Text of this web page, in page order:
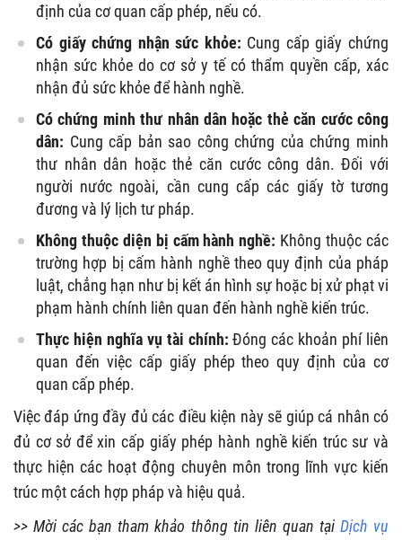
định của cơ quan cấp phép, nếu có.
Có giấy chứng nhận sức khỏe: Cung cấp giấy chứng
nhận sức khỏe do cơ sở y tế có thẩm quyền cấp, xác
nhận đủ sức khỏe để hành nghề.
Có chứng minh thư nhân dân hoặc thẻ căn cước công
dân: Cung cấp bản sao công chứng của chứng minh
thư nhân dân hoặc thẻ căn cước công dân. Đối với
người nước ngoài, cần cung cấp các giấy tờ tương
đương và lý lịch tư pháp.
Không thuộc diện bị cấm hành nghề: Không thuộc các
trường hợp bị cấm hành nghề theo quy định của pháp
luật, chẳng hạn như bị kết án hình sự hoặc bị xử phạt vi
phạm hành chính liên quan đến hành nghề kiến trúc.
Thực hiện nghĩa vụ tài chính:Đóng các khoản phí liên
quan đến việc cấp giấy phép theo quy định của cơ
quan cấp phép.
Việc đáp ứng đầy đủ các điều kiện này sẽ giúp cá nhân có
đủ cơ sở để xin cấp giấy phép hành nghề kiến trúc sư và
thực hiện các hoạt động chuyên môn trong lĩnh vực kiến
trúc một cách hợp pháp và hiệu quả.
>> Mời các bạn tham khảo thông tin liên quan tại Dịch vụ